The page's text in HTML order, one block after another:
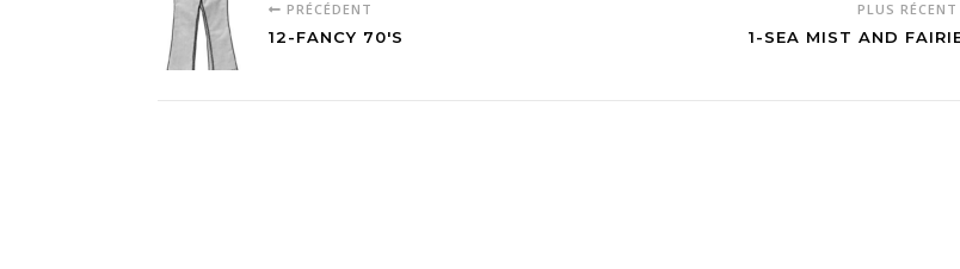
PRÉCÉDENT
12-FANCY 70'S
PLUS RÉCENT
1-SEA MIST AND